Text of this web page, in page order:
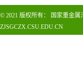
版权所有：
© 2021 国家重金属
ZJSGCZX.CSU.EDU.CN